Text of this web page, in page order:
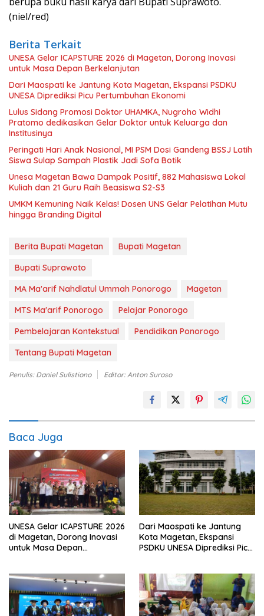
(niel/red)
Berita Terkait
UNESA Gelar ICAPSTURE 2026 di Magetan, Dorong Inovasi
untuk Masa Depan Berkelanjutan
Dari Maospati ke Jantung Kota Magetan, Ekspansi PSDKU
UNESA Diprediksi Picu Pertumbuhan Ekonomi
Lulus Sidang Promosi Doktor UHAMKA, Nugroho Widhi
Pratomo dedikasikan Gelar Doktor untuk Keluarga dan
Institusinya
Peringati Hari Anak Nasional, MI PSM Dosi Gandeng BSSJ Latih
Siswa Sulap Sampah Plastik Jadi Sofa Botik
Unesa Magetan Bawa Dampak Positif, 882 Mahasiswa Lokal
Kuliah dan 21 Guru Raih Beasiswa S2-S3
UMKM Kemuning Naik Kelas! Dosen UNS Gelar Pelatihan Mutu
hingga Branding Digital
Berita Bupati Magetan
Bupati Magetan
Bupati Suprawoto
MA Ma'arif Nahdlatul Ummah Ponorogo
Magetan
MTS Ma'arif Ponorogo
Pelajar Ponorogo
Pembelajaran Kontekstual
Pendidikan Ponorogo
Tentang Bupati Magetan
Penulis: Daniel Sulistiono Editor: Anton Suroso
Baca Juga
UNESA Gelar ICAPSTURE 2026
di Magetan, Dorong Inovasi
untuk Masa Depan
Dari Maospati ke Jantung
Kota Magetan, Ekspansi
PSDKU UNESA Diprediksi Picu